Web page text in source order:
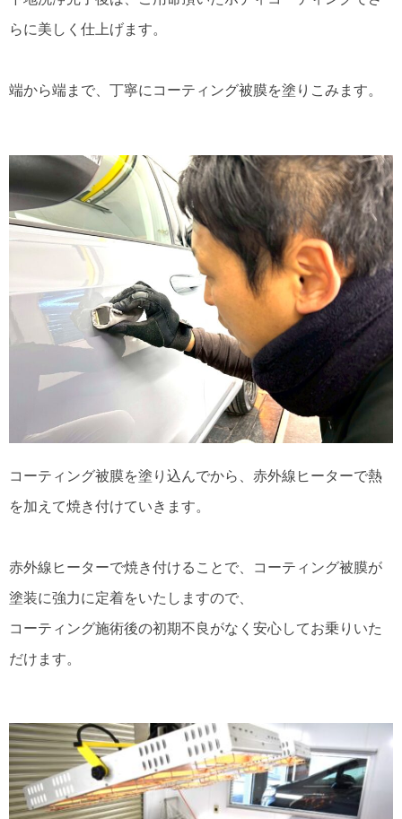
らに美しく仕上げます。
端から端まで、丁寧にコーティング被膜を塗りこみます。
コーティング被膜を塗り込んでから、赤外線ヒーターで熱
を加えて焼き付けていきます。
赤外線ヒーターで焼き付けることで、コーティング被膜が
塗装に強力に定着をいたしますので、
コーティング施術後の初期不良がなく安心してお乗りいた
だけます。